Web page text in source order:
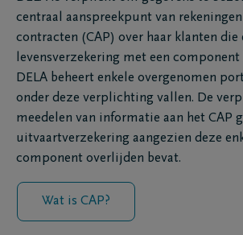
centraal aanspreekpunt van
contracten (CAP) over haar klanten die
levensverzekering met een component
DELA beheert enkele overgenomen
onder deze verplichting vallen. De
meedelen van informatie aan het CAP
uitvaartverzekering aangezien deze
component overlijden bevat.
Wat is CAP?